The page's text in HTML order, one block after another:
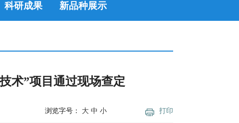
科研成果 新品种展示
术”项目通过现场查定
打印
浏览字号： 大 中 小